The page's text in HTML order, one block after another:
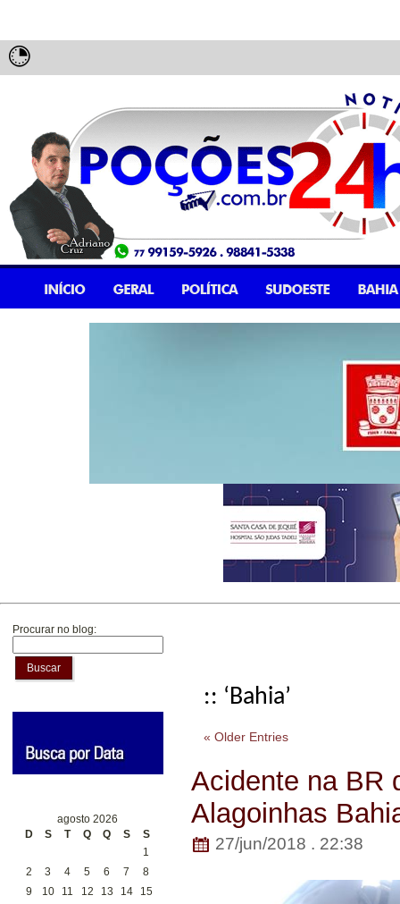
Procurar no blog:
Buscar
agosto 2026
D
S T Q Q S
S
1
2
3 4 5 6 7
8
9
10 11 12 13 14
15
:: ‘Bahia’
« Older Entries
Acidente na BR
Alagoinhas
27/jun/2018 . 22:38